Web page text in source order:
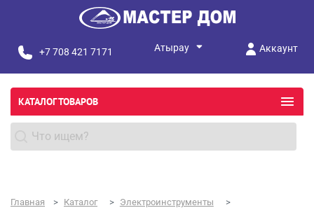
+7 708 421 7171 Аккаунт
КАТАЛОГ ТОВАРОВ
Главная Каталог
Электроинструменты